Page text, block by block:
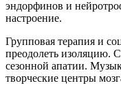
эндорфинов и
настроение.
Групповая терапия и
преодолеть изоляцию.
сезонной апатии.
творческие центры